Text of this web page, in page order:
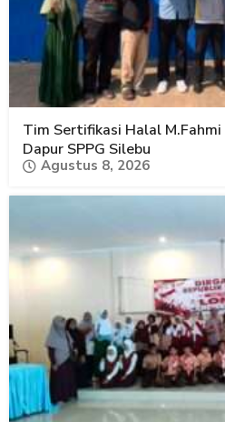
Tim Sertifikasi Halal
Dapur SPPG Silebu
Agustus 8, 2026